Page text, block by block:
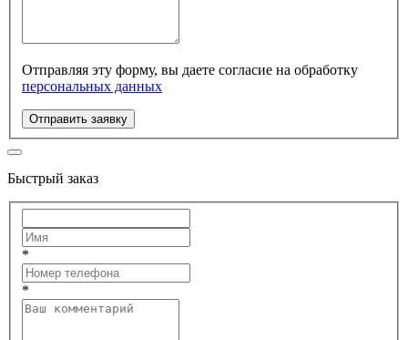
Отправляя эту форму, вы даете согласие на обработку
персональных данных
Отправить заявку
Быстрый заказ
*
*